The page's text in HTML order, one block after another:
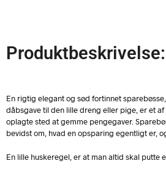
Produktbeskrivelse:
En rigtig elegant og sød fortinnet
dåbsgave til den lille dreng eller pige, er et
oplagte sted at gemme pengegaver.
bevidst om, hvad en opsparing egentligt er,
En lille huskeregel, er at man altid skal putte